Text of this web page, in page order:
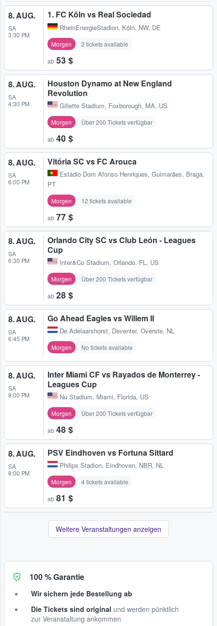
8. AUG.
SA
3:30 PM
1. FC Köln vs Real Sociedad
RheinEnergieStadion, Köln, NW, DE
Morgen 2 tickets available
ab 53 $
8. AUG.
SA
4:30 PM
Houston Dynamo at New England
Revolution
Gillette Stadium, Foxborough, MA, US
Morgen Über 200 Tickets verfügbar
ab 40 $
8. AUG.
SA
6:00 PM
Vitória SC vs FC Arouca
Estádio Dom Afonso Henriques, Guimarães, Braga,
PT
Morgen 12 tickets available
ab 77 $
8. AUG.
SA
6:30 PM
Orlando City SC vs Club León - Leagues
Cup
Inter&Co Stadium, Orlando, FL, US
Morgen Über 200 Tickets verfügbar
ab 28 $
8. AUG.
SA
6:45 PM
Go Ahead Eagles vs Willem II
De Adelaarshorst, Deventer, Overste, NL
Morgen No tickets available
8. AUG.
SA
8:00 PM
Inter Miami CF vs Rayados de Monterrey -
Leagues Cup
Nu Stadium, Miami, Florida, US
Morgen Über 200 Tickets verfügbar
ab 48 $
8. AUG.
SA
8:00 PM
PSV Eindhoven vs Fortuna Sittard
Philips Stadion, Eindhoven, NBR, NL
Morgen 4 tickets available
ab 81 $
Weitere Veranstaltungen anzeigen
100 % Garantie
Wir sichern jede Bestellung ab
Die Tickets sind original und werden pünktlich
zur Veranstaltung ankommen